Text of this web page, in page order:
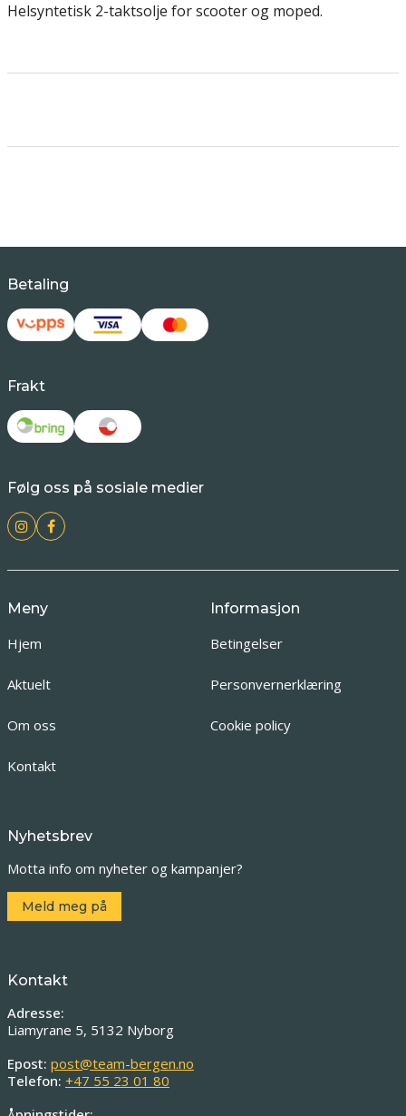
Helsyntetisk 2-taktsolje for scooter og moped.
Betaling
Frakt
Følg oss på sosiale medier
Meny
Hjem
Aktuelt
Om oss
Kontakt
Informasjon
Betingelser
Personvernerklæring
Cookie policy
Nyhetsbrev
Motta info om nyheter og kampanjer?
Meld meg på
Kontakt
Adresse:
Liamyrane 5, 5132 Nyborg
Epost: post@team-bergen.no
Telefon: +47 55 23 01 80